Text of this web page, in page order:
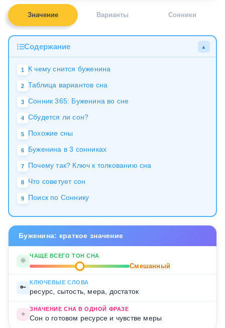
Значение Варианты Сонники
Содержание ▲
1 К чему снится буженина
2 Таблица вариантов сна
3 Сонник 365: Буженина во сне
4 Сбудется ли сон?
5 Похожие сны
6 Буженина в 3 сонниках
7 Почему так? Ключ к толкованию сна
8 Что советует сон
9 Поиск по Соннику
Буженина: краткое значение
🌞
ЧАЩЕ ВСЕГО ТОН СНА
Смешанный
🔑
КЛЮЧЕВЫЕ СЛОВА
ресурс, сытость, мера, достаток
⭐
ЗНАЧЕНИЕ СНА В ОДНОЙ ФРАЗЕ
Сон о готовом ресурсе и чувстве меры